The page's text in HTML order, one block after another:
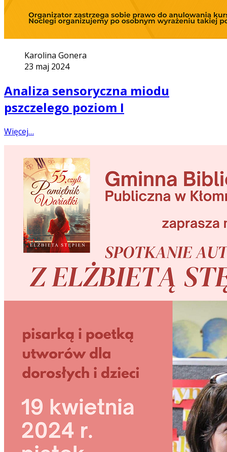
Karolina Gonera
23 maj 2024
Analiza sensoryczna miodu
pszczelego poziom I
Więcej…